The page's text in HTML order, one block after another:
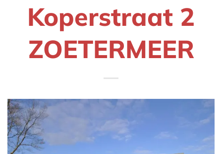
Koperstraat 2
ZOETERMEER